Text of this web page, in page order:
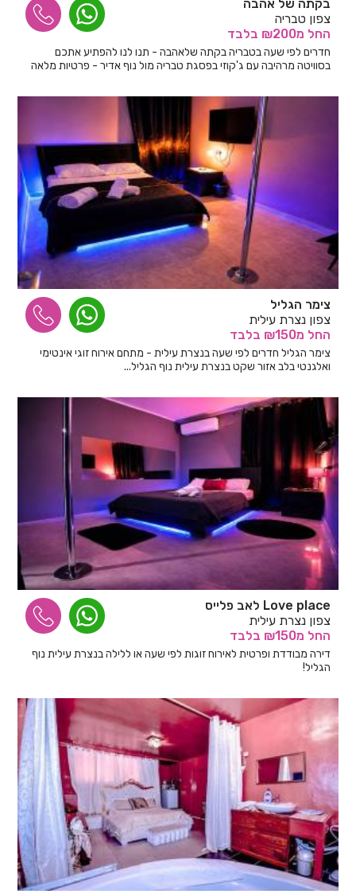
בקתה של אהבה
צפון טבריה
החל מ₪200 בלבד
חדרים לפי שעה בטבריה בקתה שלאהבה - תנו לנו להפתיע אתכם
בסוויטה מרהיבה עם ג'קוזי בפסגת טבריה מול נוף אדיר - פרטיות מלאה
צימר הגליל
צפון נצרת עילית
החל מ₪150 בלבד
צימר הגליל חדרים לפי שעה בנצרת עילית - מתחם אירוח זוגי אינטימי
ואלגנטי בלב אזור שקט בנצרת עילית נוף הגליל...
Love place לאב פלייס
צפון נצרת עילית
החל מ₪150 בלבד
דירה מבודדת ופרטית לאירוח זוגות לפי שעה או ללילה בנצרת עילית נוף
הגליל!